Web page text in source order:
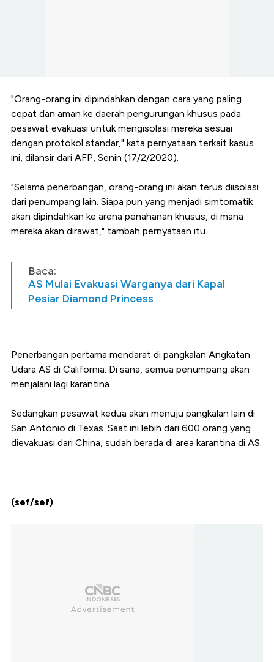
"Orang-orang ini dipindahkan dengan cara yang paling
cepat dan aman ke daerah pengurungan khusus pada
pesawat evakuasi untuk mengisolasi mereka sesuai
dengan protokol standar," kata pernyataan terkait kasus
ini, dilansir dari AFP, Senin (17/2/2020).
"Selama penerbangan, orang-orang ini akan terus diisolasi
dari penumpang lain. Siapa pun yang menjadi simtomatik
akan dipindahkan ke arena penahanan khusus, di mana
mereka akan dirawat," tambah pernyataan itu.
Baca:
AS Mulai Evakuasi Warganya dari Kapal
Pesiar Diamond Princess
Penerbangan pertama mendarat di pangkalan Angkatan
Udara AS di California. Di sana, semua penumpang akan
menjalani lagi karantina.
Sedangkan pesawat kedua akan menuju pangkalan lain di
San Antonio di Texas. Saat ini lebih dari 600 orang yang
dievakuasi dari China, sudah berada di area karantina di AS.
(sef/sef)